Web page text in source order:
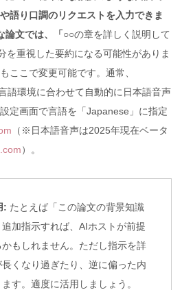
語り口調のリクエストを入力できま
論文では、「 ○○の章を詳しく説明して
を重視した要約になる可能性がありま
もここで変更可能です。通常、
語環境に合わせて自動的に日本語音声
定画面で言語を「Japanese」に指定
（※日本語音声は2025年現在ベータ
）。
: たとえば「この論文の背景知識
加指示すれば、AIホストが前提
もしれません。ただし指示を詳
くなり過ぎたり、逆に偏った内
す。適度に活用しましょう。